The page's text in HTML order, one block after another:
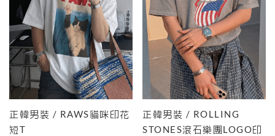
正韓男裝 / RAWS貓咪印花
短T
正韓男裝 / ROLLING
STONES滾石樂團LOGO印